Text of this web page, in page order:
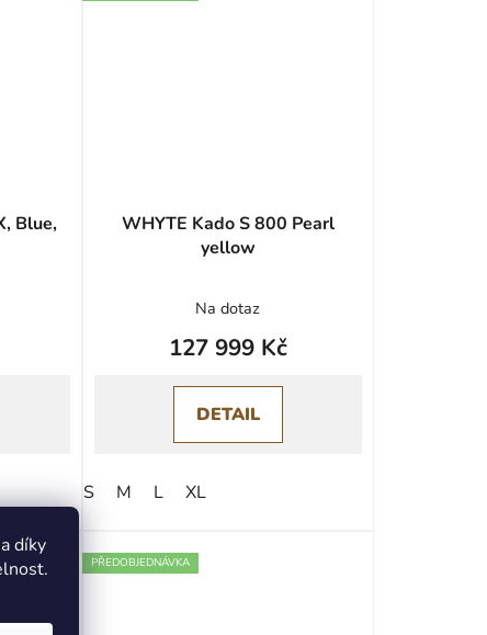
díky
Blue,
WHYTE Kado S 800 Pearl
yellow
Na dotaz
127 999 Kč
DETAIL
S M L XL
PŘEDOBJEDNÁVKA